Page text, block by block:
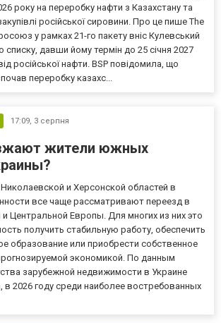
року на переробку нафти з Казахстану та
російської сировини. Про це пише The
у рамках 21-го пакету вніс Кулевський
списку, давши йому термін до 25 січня 2027
російської нафти. BSP повідомила, що
переробку казахс...
17:09, 3 серпня
жители южных
и Херсонской областей в
все чаще рассматривают переезд в
Центральной Европы. Для многих из них это
получить стабильную работу, обеспечить
образование или приобрести собственное
экономикой. По данным
зарубежной недвижимости в Украине
в 2026 году среди наиболее востребованных